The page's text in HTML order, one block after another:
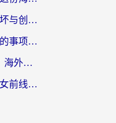
在欧洲能玩堡垒前线：破坏与创造吗？海外党国服游戏不卡顿的秘密
国外玩星战前夜需要注意的事项：一份来自老玩家的网络生存指南
在国外能玩剑灵2吗知乎？海外党亲测有效的国服游戏加速指南
在国外用什么加速器打少女前线：云图计划不卡？一个老玩家的掏心分享